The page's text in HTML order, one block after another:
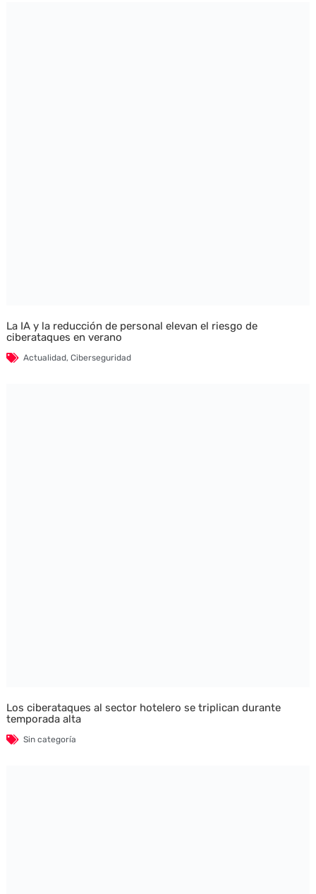
La IA y la reducción de personal elevan el riesgo de
ciberataques en verano
Actualidad, Ciberseguridad
Los ciberataques al sector hotelero se triplican durante
temporada alta
Sin categoría